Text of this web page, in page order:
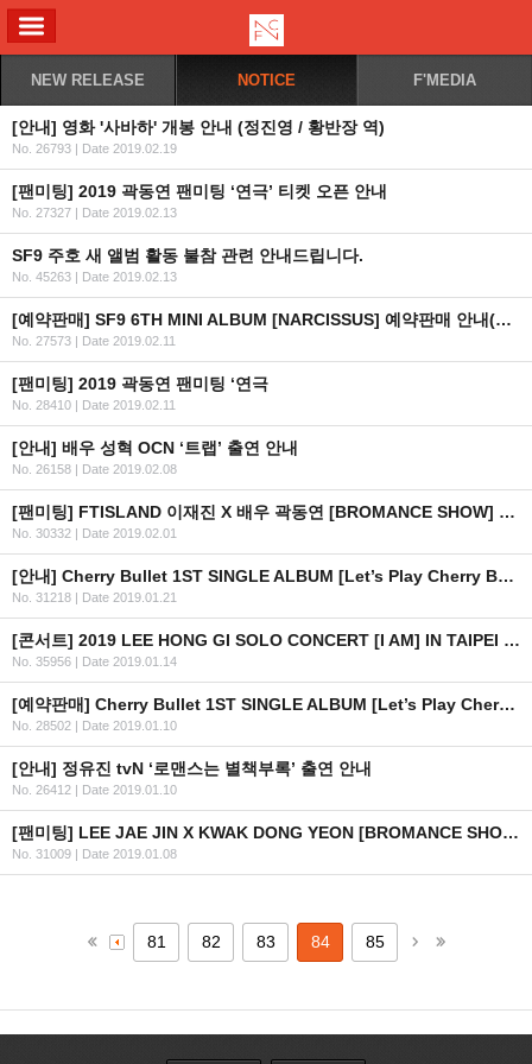
NEW RELEASE NOTICE F'MEDIA
[안내] 영화 '사바하' 개봉 안내 (정진영 / 황반장 역)
No. 26793 | Date 2019.02.19
[팬미팅] 2019 곽동연 팬미팅 ‘연극’ 티켓 오픈 안내
No. 27327 | Date 2019.02.13
SF9 주호 새 앨범 활동 불참 관련 안내드립니다.
No. 45263 | Date 2019.02.13
[예약판매] SF9 6TH MINI ALBUM [NARCISSUS] 예약판매 안내(수정)
No. 27573 | Date 2019.02.11
[팬미팅] 2019 곽동연 팬미팅 ‘연극
No. 28410 | Date 2019.02.11
[안내] 배우 성혁 OCN ‘트랩’ 출연 안내
No. 26158 | Date 2019.02.08
[팬미팅] FTISLAND 이재진 X 배우 곽동연 [BROMANCE SHOW] Fan Meeting in Bangkok 2019 연기 안내
No. 30332 | Date 2019.02.01
[안내] Cherry Bullet 1ST SINGLE ALBUM [Let’s Play Cherry Bullet] 공개
No. 31218 | Date 2019.01.21
[콘서트] 2019 LEE HONG GI SOLO CONCERT [I AM] IN TAIPEI (수정)
No. 35956 | Date 2019.01.14
[예약판매] Cherry Bullet 1ST SINGLE ALBUM [Let’s Play Cherry Bullet] 예약판매 안내
No. 28502 | Date 2019.01.10
[안내] 정유진 tvN ‘로맨스는 별책부록’ 출연 안내
No. 26412 | Date 2019.01.10
[팬미팅] LEE JAE JIN X KWAK DONG YEON [BROMANCE SHOW] FAN MEETING IN BANGKOK 2019 (수정)
No. 31009 | Date 2019.01.08
81 82 83 84 85